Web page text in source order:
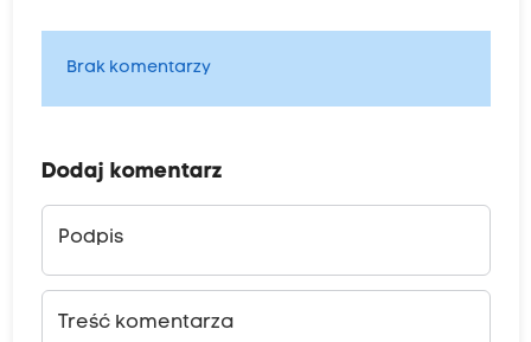
Brak komentarzy
Dodaj komentarz
Podpis
Treść komentarza